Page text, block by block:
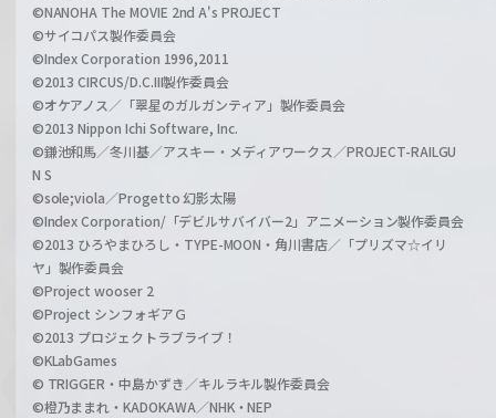
©NANOHA The MOVIE 2nd A's PROJECT
©サイコパス製作委員会
©Index Corporation 1996,2011
©2013 CIRCUS/D.C.III製作委員会
©オケアノス／「翠星のガルガンティア」製作委員会
©2013 Nippon Ichi Software, Inc.
©鎌池和馬／冬川基／アスキー・メディアワークス／PROJECT-RAILGU
N S
©sole;viola／Progetto 幻影太陽
©Index Corporation/「デビルサバイバー2」アニメーション製作委員会
©2013 ひろやまひろし・TYPE-MOON・角川書店／「プリズマ☆イリ
ヤ」製作委員会
©Project wooser 2
©Project シンフォギアＧ
©2013 プロジェクトラブライブ！
©KLabGames
© TRIGGER・中島かずき／キルラキル製作委員会
©橙乃ままれ・KADOKAWA／NHK・NEP